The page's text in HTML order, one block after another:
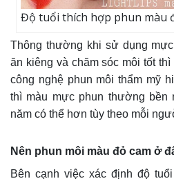
Độ tuổi thích hợp phun màu
Thông thường khi sử dụng
ăn kiêng và chăm sóc môi tốt
công nghệ phun môi thẩm mỹ
thì màu mực phun thường bền
năm có thể hơn tùy theo mỗi
Nên phun môi màu đỏ cam ở
Bên cạnh việc xác định độ